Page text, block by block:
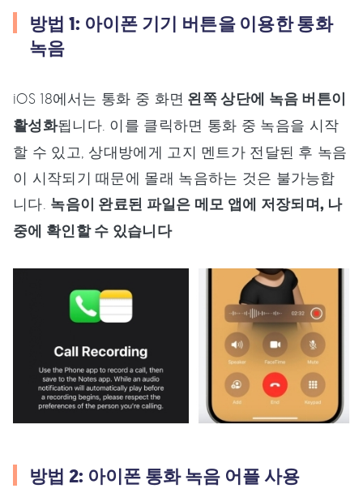
방법 1: 아이폰 기기 버튼을 이용한 통화
녹음
iOS 18에서는 통화 중 화면 왼쪽 상단에 녹음 버튼이
활성화됩니다. 이를 클릭하면 통화 중 녹음을 시작
할 수 있고, 상대방에게 고지 멘트가 전달된 후 녹음
이 시작되기 때문에 몰래 녹음하는 것은 불가능합
니다. 녹음이 완료된 파일은 메모 앱에 저장되며, 나
중에 확인할 수 있습니다
방법 2: 아이폰 통화 녹음 어플 사용